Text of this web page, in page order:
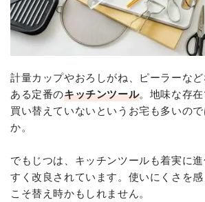
計量カップやおろしがね、ピーラーな
ある定番のキッチンツール。地味な存
買い替えていないというお宅も多いの
か。
でもじつは、キッチンツールも着実に
すく改良されています。使いにくさを
こそ替え時かもしれません。